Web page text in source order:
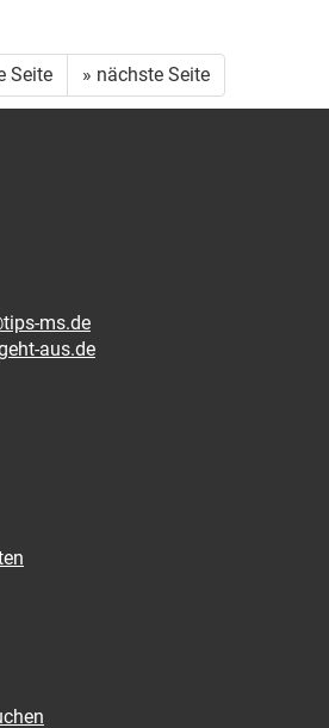
Seite » nächste Seite
ms.de
aus.de